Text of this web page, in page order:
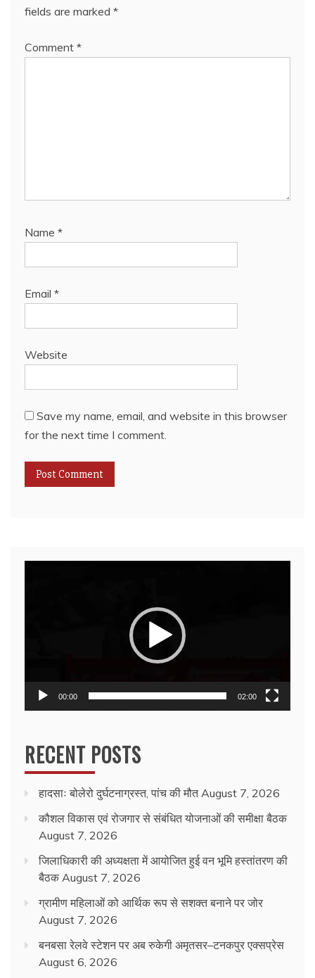
fields are marked *
Comment *
Name *
Email *
Website
Save my name, email, and website in this browser
for the next time I comment.
00:00 02:00
RECENT POSTS
हादसाः बोलेरो दुर्घटनाग्रस्त, पांच की मौत August 7, 2026
कौशल विकास एवं रोजगार से संबंधित योजनाओं की समीक्षा बैठक
August 7, 2026
जिलाधिकारी की अध्यक्षता में आयोजित हुई वन भूमि हस्तांतरण की
बैठक August 7, 2026
ग्रामीण महिलाओं को आर्थिक रूप से सशक्त बनाने पर जोर
August 7, 2026
बनबसा रेलवे स्टेशन पर अब रुकेगी अमृतसर–टनकपुर एक्सप्रेस
August 6, 2026